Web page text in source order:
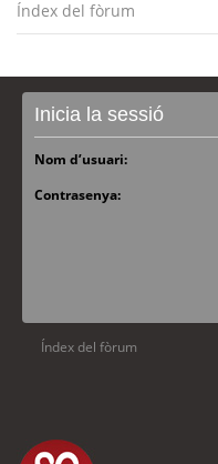
Índex del fòrum
Inicia la sessió
Nom d’usuari:
Contrasenya:
Índex del fòrum